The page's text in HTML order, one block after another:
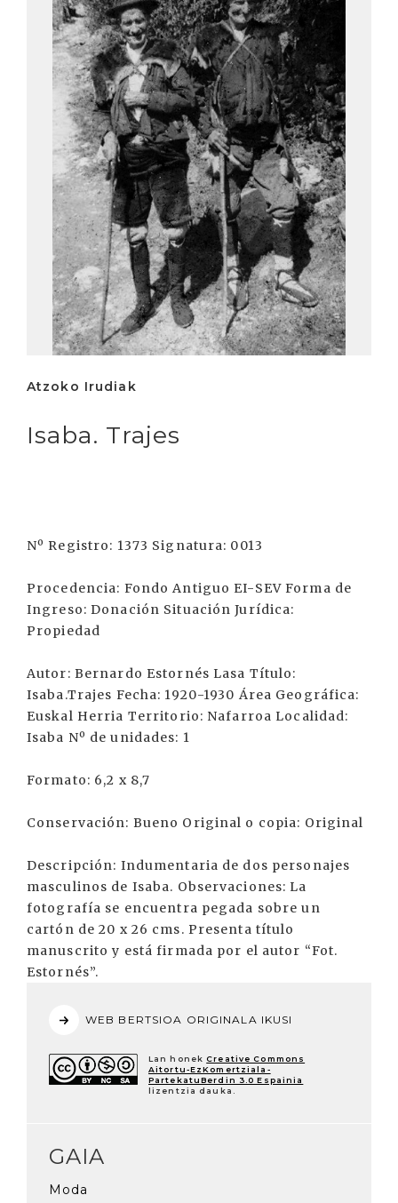
Atzoko Irudiak
Isaba. Trajes
Nº Registro: 1373 Signatura: 0013
Procedencia: Fondo Antiguo EI-SEV Forma de
Ingreso: Donación Situación Jurídica:
Propiedad
Autor: Bernardo Estornés Lasa Título:
Isaba.Trajes Fecha: 1920-1930 Área Geográfica:
Euskal Herria Territorio: Nafarroa Localidad:
Isaba Nº de unidades: 1
Formato: 6,2 x 8,7
Conservación: Bueno Original o copia: Original
Descripción: Indumentaria de dos personajes
masculinos de Isaba. Observaciones: La
fotografía se encuentra pegada sobre un
cartón de 20 x 26 cms. Presenta título
manuscrito y está firmada por el autor “Fot.
Estornés”.
WEB BERTSIOA ORIGINALA IKUSI
Lan honek Creative Commons
Aitortu-EzKomertziala-
PartekatuBerdin 3.0 Espainia
lizentzia dauka.
GAIA
Moda